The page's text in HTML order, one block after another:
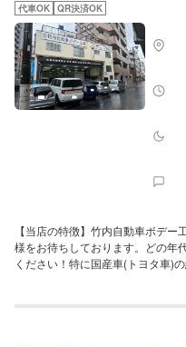
代車OK QR決済OK
【当店の特徴】竹内自動車ボデ
様をお待ちしております。どの年
ください！特に国産車(トヨタ車)
整備士も在籍しております。お客